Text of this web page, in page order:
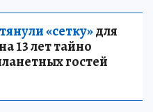
«сетку»для
13 лет тайно
гостей